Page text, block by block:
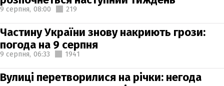
9 серпня, 08:00 219
Частину України знову накриють грози:
погода на 9 серпня
9 серпня, 06:33 1941
Вулиці перетворилися на річки: негода